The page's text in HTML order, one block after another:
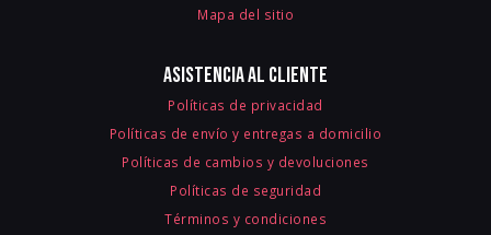
Mapa del sitio
Asistencia al cliente
Políticas de privacidad
Políticas de envío y entregas a domicilio
Políticas de cambios y devoluciones
Políticas de seguridad
Términos y condiciones